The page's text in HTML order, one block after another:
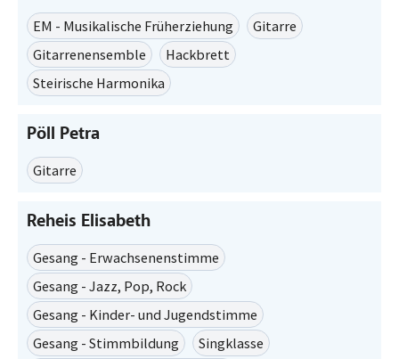
EM - Musikalische Früherziehung
Gitarre
Gitarrenensemble
Hackbrett
Steirische Harmonika
Pöll Petra
Gitarre
Reheis Elisabeth
Gesang - Erwachsenenstimme
Gesang - Jazz, Pop, Rock
Gesang - Kinder- und Jugendstimme
Gesang - Stimmbildung
Singklasse